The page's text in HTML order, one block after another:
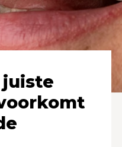
juiste